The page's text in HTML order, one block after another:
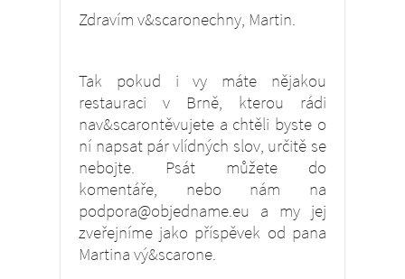
Zdravím v&scaronechny, Martin.
Tak pokud i vy máte nějakou
restauraci v Brně, kterou rádi
nav&scarontěvujete a chtěli byste o
ní napsat pár vlídných slov, určitě se
nebojte. Psát můžete do
komentáře, nebo nám na
podpora@objedname.eu a my jej
zveřejníme jako příspěvek od pana
Martina vý&scarone.